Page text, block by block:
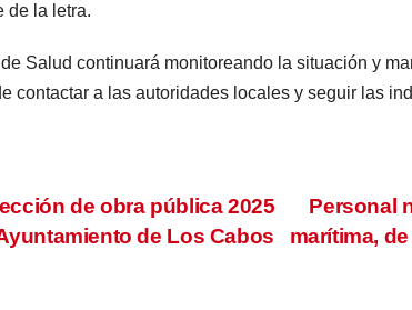
de la letra.
Salud continuará monitoreando la situación y
contactar a las autoridades locales y seguir las
Personal
marítima,
de obra pública 2025
de Los Cabos